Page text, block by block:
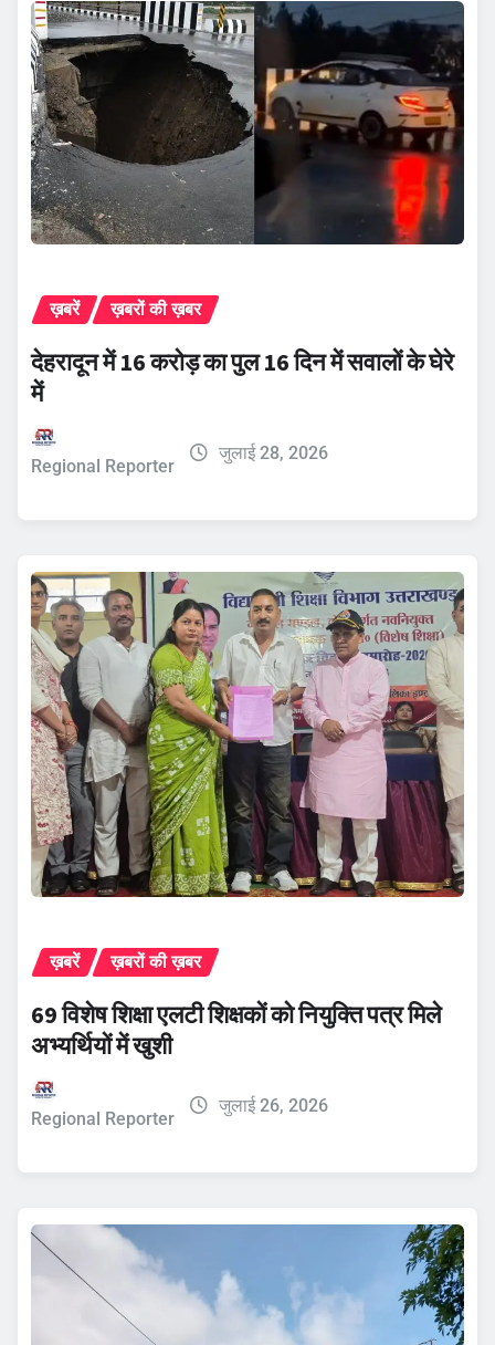
ख़बरें ख़बरों की ख़बर
देहरादून में 16 करोड़ का पुल 16 दिन में सवालों के घेरे
में
Regional Reporter
जुलाई 28, 2026
ख़बरें ख़बरों की ख़बर
69 विशेष शिक्षा एलटी शिक्षकों को नियुक्ति पत्र मिले
अभ्यर्थियों में खुशी
Regional Reporter
जुलाई 26, 2026